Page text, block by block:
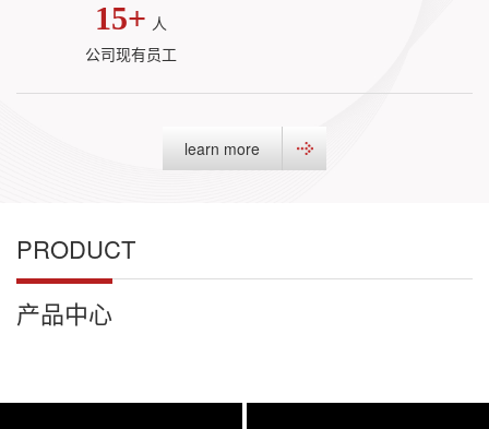
15+ 人
公司现有员工
learn more
PRODUCT
产品中心